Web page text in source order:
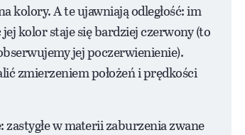
kolory. A te ujawniają odległość: im
kolor staje się bardziej czerwony (to
jej poczerwienienie).
zmierzeniem położeń i prędkości
w materii zaburzenia zwane